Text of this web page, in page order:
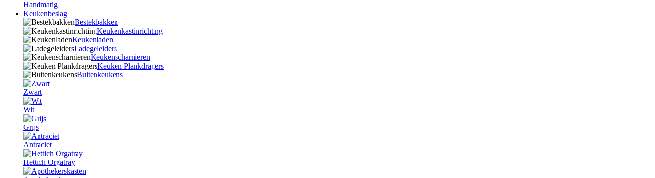
Handmatig
Keukenbeslag
Bestekbakken
Keukenkastinrichting
Keukenladen
Ladegeleiders
Keukenscharnieren
Keuken Plankdragers
Buitenkeukens
Zwart
Wit
Grijs
Antraciet
Hettich Orgatray